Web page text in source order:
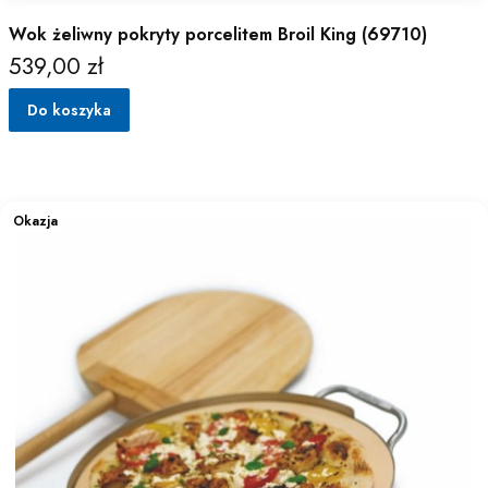
Wok żeliwny pokryty porcelitem Broil King (69710)
Cena
539,00 zł
Do koszyka
Okazja